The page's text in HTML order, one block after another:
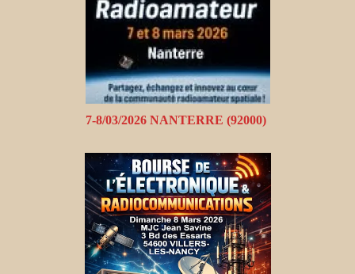
7-8/03/2026 NANTERRE (92000)